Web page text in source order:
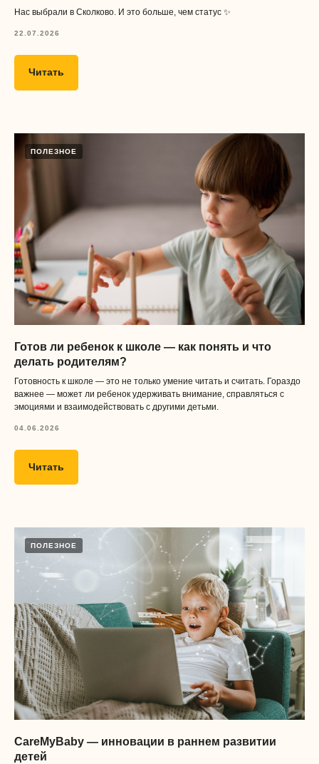
Нас выбрали в Сколково. И это больше, чем статус ✨
22.07.2026
Читать
ПОЛЕЗНОЕ
Готов ли ребенок к школе — как понять и что
делать родителям?
Готовность к школе — это не только умение читать и считать. Гораздо
важнее — может ли ребенок удерживать внимание, справляться с
эмоциями и взаимодействовать с другими детьми.
04.06.2026
Читать
ПОЛЕЗНОЕ
CareMyBaby — инновации в раннем развитии
детей